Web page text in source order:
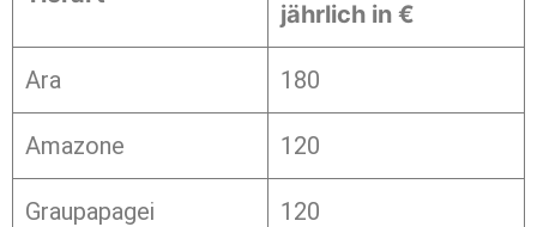
jährlich in €
Ara 180
Amazone 120
Graupapagei 120